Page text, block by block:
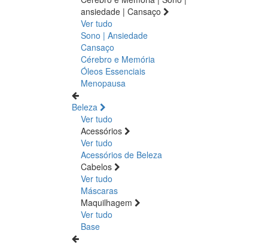
ansiedade | Cansaço
Ver tudo
Sono | Ansiedade
Cansaço
Cérebro e Memória
Óleos Essenciais
Menopausa
Beleza
Ver tudo
Acessórios
Ver tudo
Acessórios de Beleza
Cabelos
Ver tudo
Máscaras
Maquilhagem
Ver tudo
Base